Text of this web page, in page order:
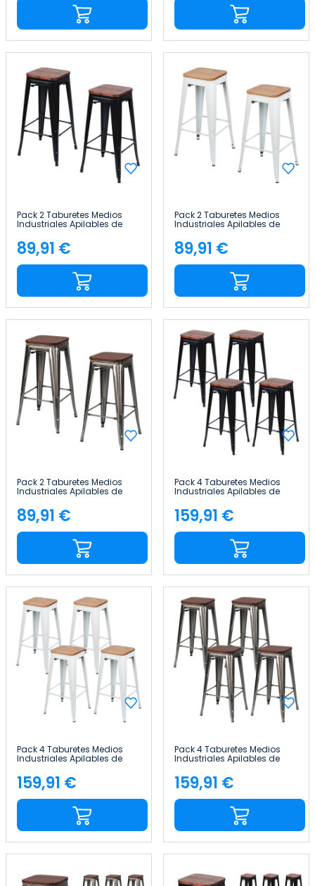
Pack 2 Taburetes Medios
Industriales Apilables de
Acero y Madera
43x43x76cm Thinia Home
Precio
89,91 €
Pack 2 Taburetes Medios
Industriales Apilables de
Acero y Madera
43x43x76cm Thinia Home
Precio
89,91 €
Pack 2 Taburetes Medios
Industriales Apilables de
Acero y Madera
43x43x76cm Thinia Home
Precio
89,91 €
Pack 4 Taburetes Medios
Industriales Apilables de
Acero y Madera
43x43x76cm Thinia Home
Precio
159,91 €
Pack 4 Taburetes Medios
Industriales Apilables de
Acero y Madera
43x43x76cm Thinia Home
Precio
159,91 €
Pack 4 Taburetes Medios
Industriales Apilables de
Acero y Madera
43x43x76cm Thinia Home
Precio
159,91 €